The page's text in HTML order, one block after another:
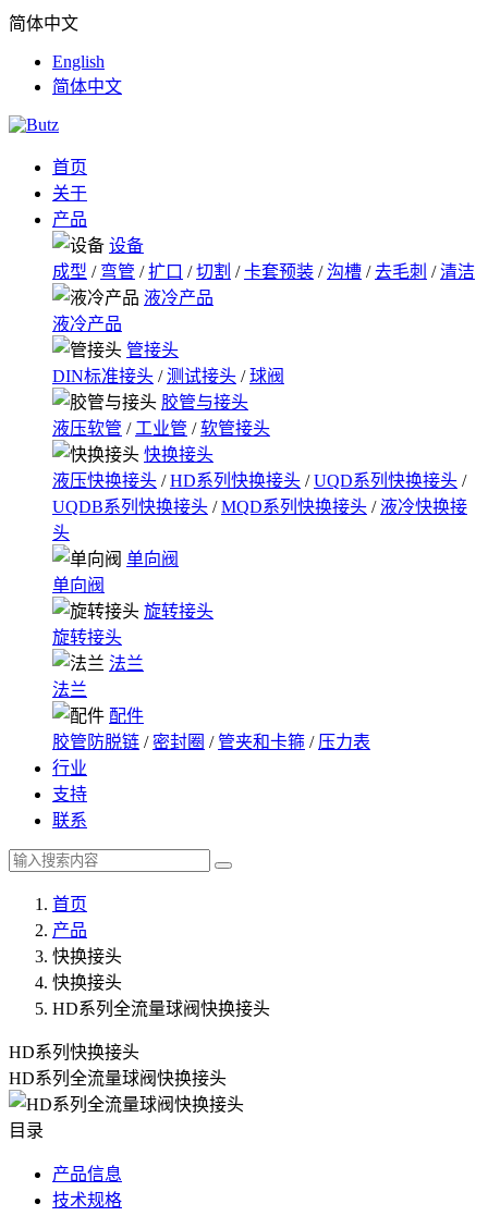
简体中文
English
简体中文
首页
关于
产品
设备
成型 / 弯管 /扩口 /切割 /卡套预装 /沟槽 /去毛刺 /清洁
液冷产品
液冷产品
管接头
DIN标准接头 /测试接头 /球阀
胶管与接头
液压软管 / 工业管 /软管接头
快换接头
液压快换接头 /HD系列快换接头 /UQD系列快换接头 /
UQDB系列快换接头 /MQD系列快换接头 / 液冷快换接
头
单向阀
单向阀
旋转接头
旋转接头
法兰
法兰
配件
胶管防脱链 / 密封圈 / 管夹和卡箍 / 压力表
行业
支持
联系
首页
产品
快换接头
快换接头
HD系列全流量球阀快换接头
HD系列快换接头
HD系列全流量球阀快换接头
目录
产品信息
技术规格